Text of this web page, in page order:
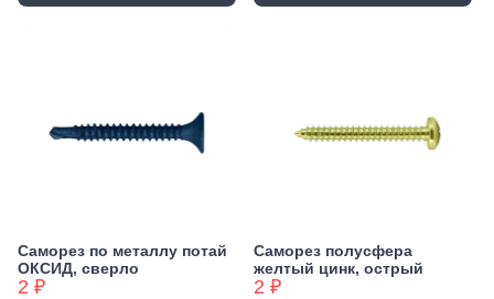
Саморез по металлу потай
ОКСИД, сверло
2 ₽
Саморез полусфера
желтый цинк, острый
2 ₽